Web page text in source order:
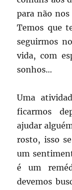
para não
Temos que
seguirmos
vida, com
sonhos…
Uma
ficarmos
ajudar
rosto, isso
um
é um
devemos